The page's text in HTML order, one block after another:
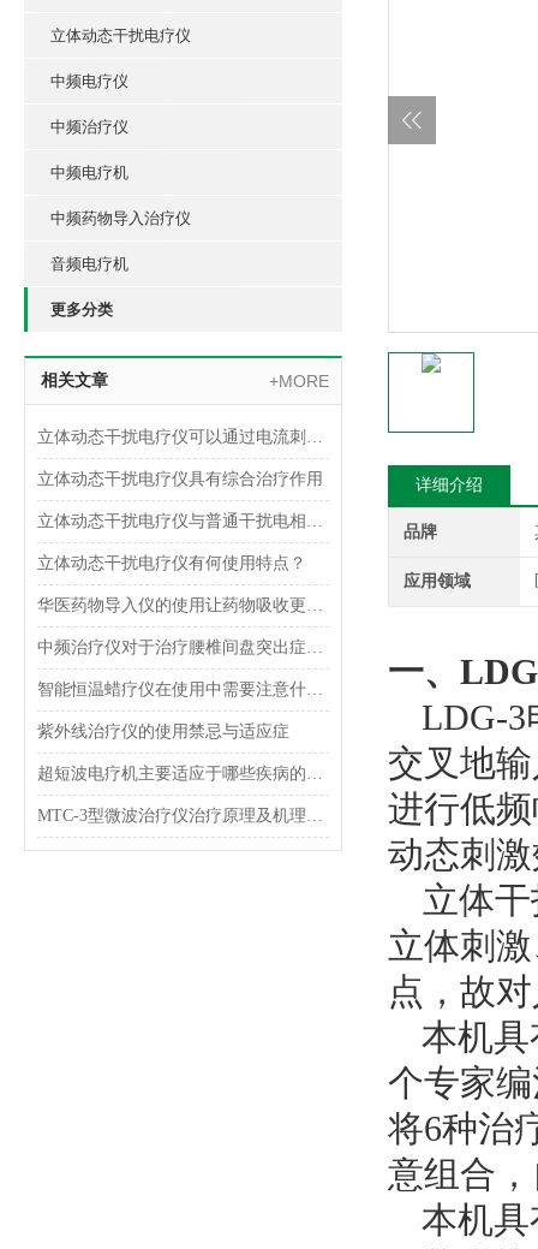
立体动态干扰电疗仪
中频电疗仪
中频治疗仪
中频电疗机
中频药物导入治疗仪
音频电疗机
更多分类
相关文章 +MORE
立体动态干扰电疗仪可以通过电流刺激人体的神经和肌肉组织来治疗不同的疾病和疼痛
立体动态干扰电疗仪具有综合治疗作用
立体动态干扰电疗仪与普通干扰电相比更安全可靠
立体动态干扰电疗仪有何使用特点？
华医药物导入仪的使用让药物吸收更加直接和全面
中频治疗仪对于治疗腰椎间盘突出症的用处有多大？
智能恒温蜡疗仪在使用中需要注意什么？
紫外线治疗仪的使用禁忌与适应症
超短波电疗机主要适应于哪些疾病的治疗？
MTC-3型微波治疗仪治疗原理及机理特点
详细介绍
品牌
应用领域
一、
LDG-3
交叉地
进行低
动态刺
立体
立体刺
点，故
本机
个专家
将6种治
意组合
本机